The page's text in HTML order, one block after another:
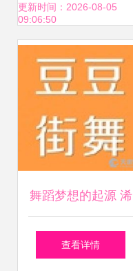
路
更新时间：2026-08-05
09:06:50
舞蹈梦想的起源 浠
水县豆豆舞蹈艺术
查看详情